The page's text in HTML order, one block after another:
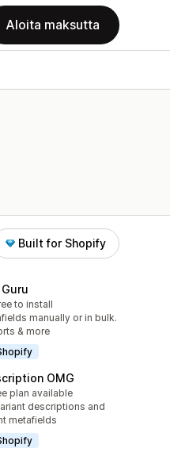
Aloita maksutta
Built for Shopify
yhteensä
to install
manually or in bulk.
& more
OMG
yhteensä
plan available
descriptions and
metafields